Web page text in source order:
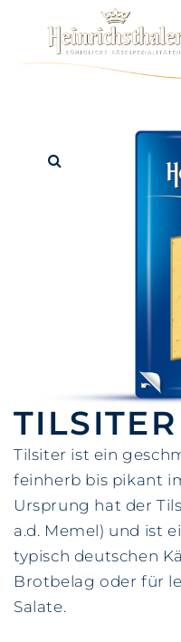
TILSITER
Tilsiter ist ein
feinherb bis pikant
Ursprung hat der
a.d. Memel) und ist
typisch deutschen
Brotbelag oder für
Salate.